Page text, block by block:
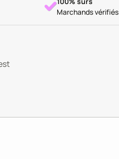
Marchands vérifiés